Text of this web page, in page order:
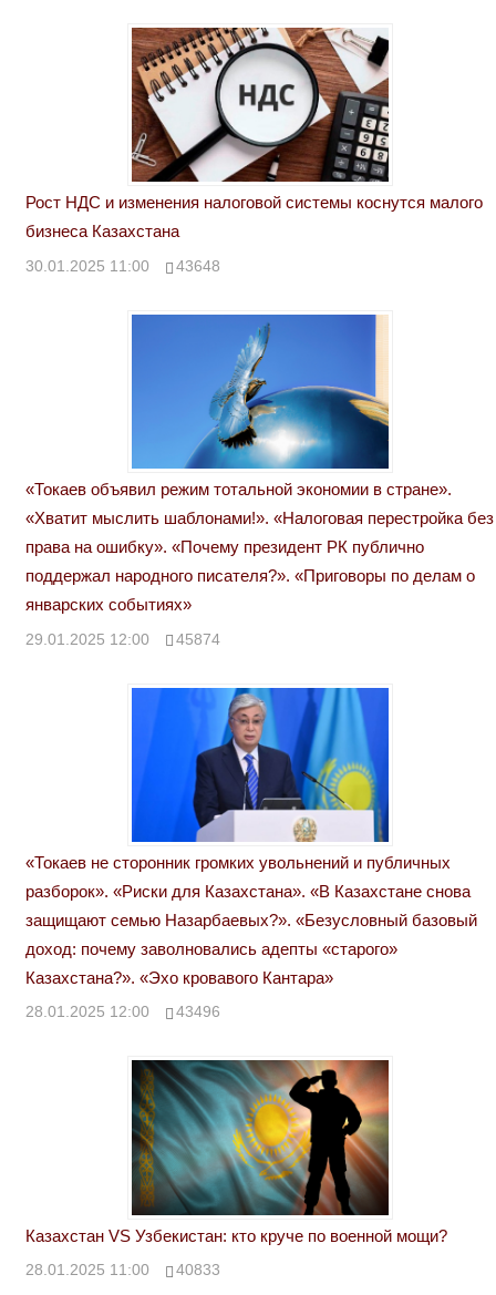
Рост НДС и изменения налоговой системы коснутся малого
бизнеса Казахстана
30.01.2025 11:00 43648
«Токаев объявил режим тотальной экономии в стране».
«Хватит мыслить шаблонами!». «Налоговая перестройка без
права на ошибку». «Почему президент РК публично
поддержал народного писателя?». «Приговоры по делам о
январских событиях»
29.01.2025 12:00 45874
«Токаев не сторонник громких увольнений и публичных
разборок». «Риски для Казахстана». «В Казахстане снова
защищают семью Назарбаевых?». «Безусловный базовый
доход: почему заволновались адепты «старого»
Казахстана?». «Эхо кровавого Кантара»
28.01.2025 12:00 43496
Казахстан VS Узбекистан: кто круче по военной мощи?
28.01.2025 11:00 40833